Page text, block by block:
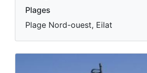
Plages
Plage Nord-ouest, Eilat